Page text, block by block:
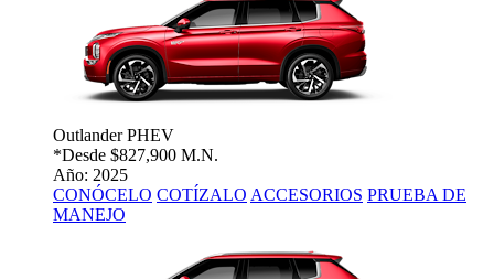
Outlander PHEV
*Desde $827,900 M.N.
Año: 2025
CONÓCELO COTÍZALO ACCESORIOS PRUEBA DE
MANEJO